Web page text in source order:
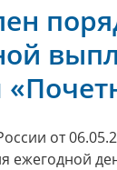
от
ежегодной